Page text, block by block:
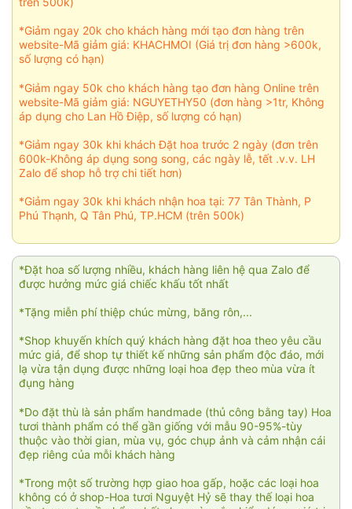
*Giảm ngay 20k cho khách hàng mới tạo đơn hàng trên
website-Mã giảm giá: KHACHMOI (Giá trị đơn hàng >600k,
số lượng có hạn)
*Giảm ngay 50k cho khách hàng tạo đơn hàng Online trên
website-Mã giảm giá: NGUYETHY50 (đơn hàng >1tr, Không
áp dụng cho Lan Hồ Điệp, số lượng có hạn)
*Giảm ngay 30k khi khách Đặt hoa trước 2 ngày (đơn trên
600k-Không áp dụng song song, các ngày lễ, tết .v.v. LH
Zalo để shop hỗ trợ chi tiết hơn)
*Giảm ngay 30k khi khách nhận hoa tại: 77 Tân Thành, P
Phú Thạnh, Q Tân Phú, TP.HCM (trên 500k)
*Đặt hoa số lượng nhiều, khách hàng liên hệ qua Zalo để
được hưởng mức giá chiếc khấu tốt nhất
*Tặng miễn phí thiệp chúc mừng, băng rôn,...
*Shop khuyến khích quý khách hàng đặt hoa theo yêu cầu
mức giá, để shop tự thiết kế những sản phẩm độc đáo, mới
lạ vừa tận dụng được những loại hoa đẹp theo mùa vừa ít
đụng hàng
*Do đặt thù là sản phẩm handmade (thủ công bằng tay) Hoa
tươi thành phẩm có thể gần giống với mẫu 90-95%-tùy
thuộc vào thời gian, mùa vụ, góc chụp ảnh và cảm nhận cái
đẹp riêng của mỗi khách hàng
*Trong một số trường hợp giao hoa gấp, hoặc các loại hoa
không có ở shop-Hoa tươi Nguyệt Hỷ sẽ thay thế loại hoa